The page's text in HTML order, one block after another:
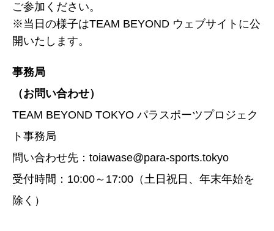
ご参加ください。
※当日の様子はTEAM BEYOND ウェブサイトに公
開いたします。
事務局
（お問い合わせ）
TEAM BEYOND TOKYO パラスポーツプロジェク
ト事務局
問い合わせ先：toiawase@para-sports.tokyo
受付時間：10:00～17:00（土日祝日、年末年始を
除く）